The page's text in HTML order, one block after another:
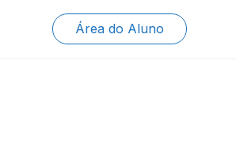
Área do Aluno